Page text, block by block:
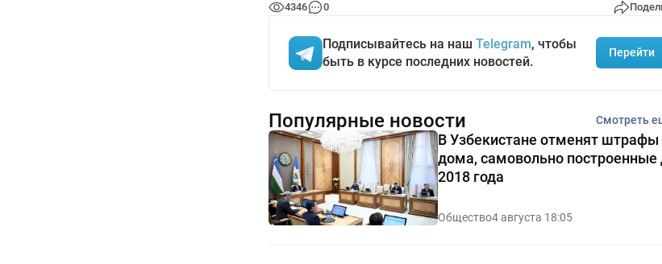
4346 0
Подписывайтесь на наш Telegram, чтобы
быть в курсе последних новостей.
Перейти
Популярные новости Смотреть
В Узбекистане отменят штрафы
дома, самовольно построенные
2018 года
Общество4 августа 18:05